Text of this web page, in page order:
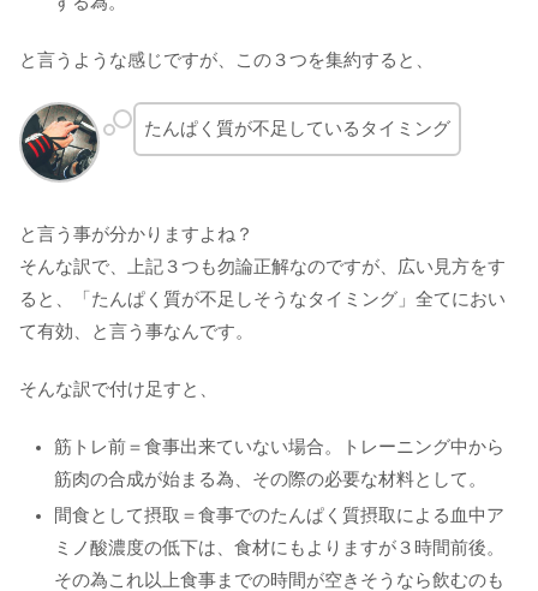
と言うような感じですが、この３つを集約すると、
たんぱく質が不足しているタイミング
と言う事が分かりますよね？
そんな訳で、上記３つも勿論正解なのですが、広い見方をす
ると、「たんぱく質が不足しそうなタイミング」全てにおい
て有効、と言う事なんです。
そんな訳で付け足すと、
筋トレ前＝食事出来ていない場合。トレーニング中から
筋肉の合成が始まる為、その際の必要な材料として。
間食として摂取＝食事でのたんぱく質摂取による血中ア
ミノ酸濃度の低下は、食材にもよりますが３時間前後。
その為これ以上食事までの時間が空きそうなら飲むのも